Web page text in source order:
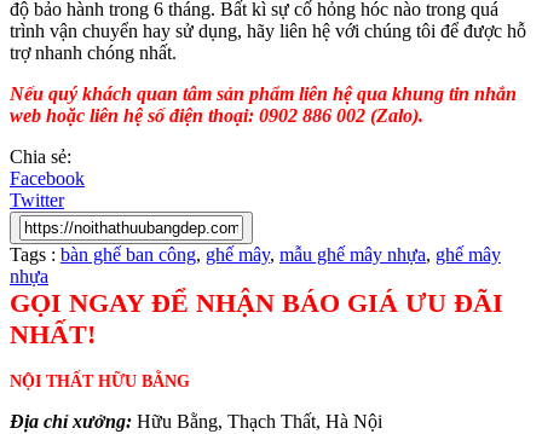
độ bảo hành trong 6 tháng. Bất kì sự cố hỏng hóc nào trong quá
trình vận chuyển hay sử dụng, hãy liên hệ với chúng tôi để được hỗ
trợ nhanh chóng nhất.
Nếu quý khách quan tâm sản phẩm liên hệ qua khung tin nhắn
web hoặc liên hệ số điện thoại: 0902 886 002 (Zalo).
Chia sẻ:
Facebook
Twitter
Tags : bàn ghế ban công, ghế mây, mẫu ghế mây nhựa, ghế mây
nhựa
GỌI NGAY ĐỂ NHẬN BÁO GIÁ ƯU ĐÃI
NHẤT!
NỘI THẤT HỮU BẰNG
Địa chỉ xưởng: Hữu Bằng, Thạch Thất, Hà Nội